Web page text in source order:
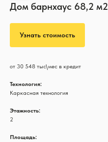
Дом барнхаус 68,2 м2
Узнать стоимость
от 30 548 тыс\мес в кредит
Технология:
Каркасная технология
Этажность:
2
Площадь: